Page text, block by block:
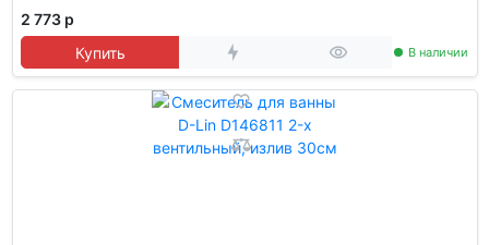
2 773 р
Купить
В наличии